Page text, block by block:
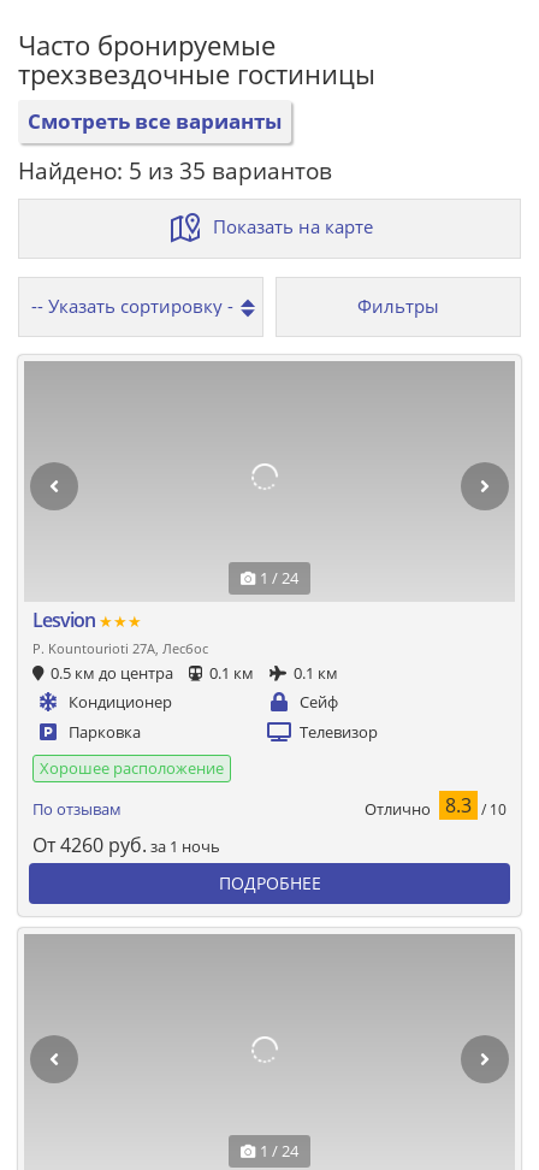
Часто бронируемые
трехзвездочные гостиницы
Смотреть все варианты
Найдено: 5 из 35 вариантов
Показать на карте
Фильтры
1 / 24
Lesvion ★★★
P. Kountourioti 27A, Лесбос
0.5 км до центра 0.1 км
0.1 км
Кондиционер
Сейф
Парковка
Телевизор
Хорошее расположение
По отзывам
Отлично 8.3 / 10
От4260 руб. за 1 ночь
ПОДРОБНЕЕ
1 / 24